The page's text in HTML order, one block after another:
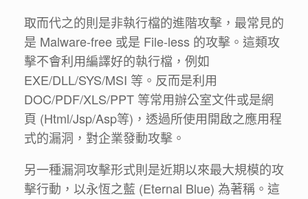
取而代之的則是非執行檔的進階攻擊，最常見的
是 Malware-free 或是 File-less 的攻擊。這類攻
擊不會利用編譯好的執行檔，例如
EXE/DLL/SYS/MSI 等。反而是利用
DOC/PDF/XLS/PPT 等常用辦公室文件或是網
頁 (Html/Jsp/Asp等)，透過所使用開啟之應用程
式的漏洞，對企業發動攻擊。
另一種漏洞攻擊形式則是近期以來最大規模的攻
擊行動，以永恆之藍 (Eternal Blue) 為著稱。這